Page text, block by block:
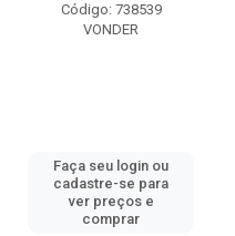
Código: 738539
VONDER
Faça seu login ou
cadastre-se para
ver preços e
comprar